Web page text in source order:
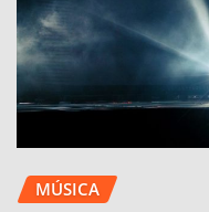
MÚSICA